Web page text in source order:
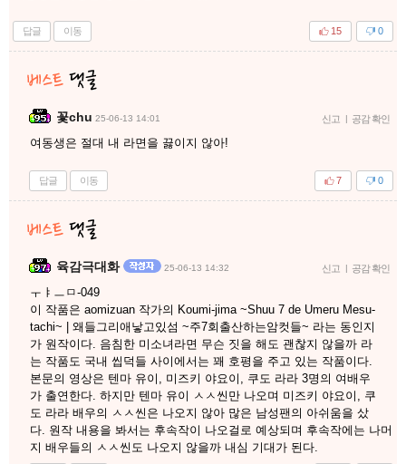
답글 이동 0
15
꽃chu 25-06-13 14:01 신고 | 공감 확인
여동생은 절대 내 라면을 끓이지 않아!
답글 이동 0
7
육감극대화 25-06-13 14:32 신고 | 공감 확인
ㅜㅑㅡㅁ-049
이 작품은 aomizuan 작가의 Koumi-jima ~Shuu 7 de Umeru Mesu-
tachi~ | 왜들그리애낳고있섬 ~주7회출산하는암컷들~ 라는 동인지
가 원작이다. 음침한 미소녀라면 무슨 짓을 해도 괜찮지 않을까 라
는 작품도 국내 씹덕들 사이에서는 꽤 호평을 주고 있는 작품이다.
본문의 영상은 텐마 유이, 미즈키 야요이, 쿠도 라라 3명의 여배우
가 출연한다. 하지만 텐마 유이 ㅅㅅ씬만 나오며 미즈키 야요이, 쿠
도 라라 배우의 ㅅㅅ씬은 나오지 않아 많은 남성팬의 아쉬움을 샀
다. 원작 내용을 봐서는 후속작이 나오걸로 예상되며 후속작에는 나머
지 배우들의 ㅅㅅ씬도 나오지 않을까 내심 기대가 된다.